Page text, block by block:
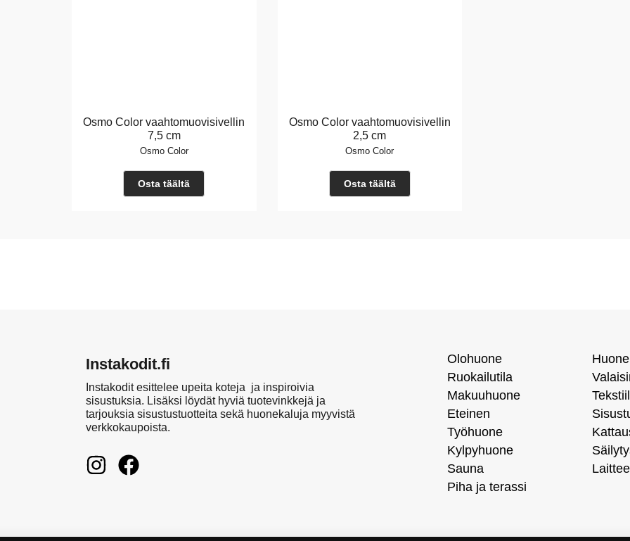
Osmo Color vaahtomuovisivellin
7,5 cm
Osmo Color
Osta täältä
Osmo Color vaahtomuovisivellin
2,5 cm
Osmo Color
Osta täältä
Instakodit.fi
Instakodit esittelee upeita koteja ja inspiroivia
sisustuksia. Lisäksi löydät hyviä tuotevinkkejä ja
tarjouksia sisustustuotteita sekä huonekaluja myyvistä
verkkokaupoista.
Olohuone
Ruokailutila
Makuuhuone
Eteinen
Työhuone
Kylpyhuone
Sauna
Piha ja terassi